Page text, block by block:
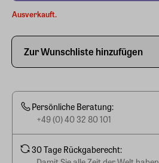
Ausverkauft.
Zur Wunschliste hinzufügen
Persönliche Beratung:
+49 (0) 40 32 80 101
30 Tage Rückgaberecht: